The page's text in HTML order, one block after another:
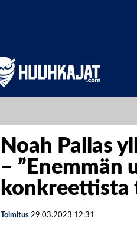
Noah Pallas
– ”Enemmän
konkreettista
Toimitus 29.03.2023 12:31